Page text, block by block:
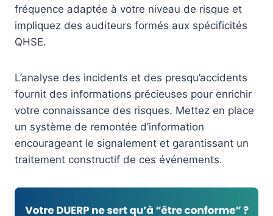
fréquence adaptée à votre niveau de risque et
impliquez des auditeurs formés aux spécificités
QHSE.
L’analyse des incidents et des presqu’accidents
fournit des informations précieuses pour enrichir
votre connaissance des risques. Mettez en place
un système de remontée d’information
encourageant le signalement et garantissant un
traitement constructif de ces événements.